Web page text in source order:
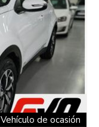
Vehículo de ocasión